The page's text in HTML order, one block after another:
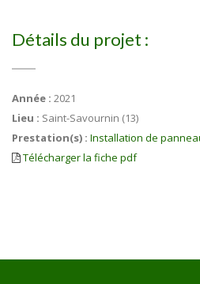
Détails du projet :
Année : 2021
Lieu : Saint-Savournin (13)
Prestation(s) : Installation de
Télécharger la fiche pdf